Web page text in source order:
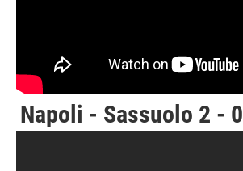
Napoli - Sassuolo 2 - 0